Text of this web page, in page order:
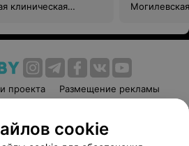
клиническая
проекта
Размещение рекламы
соглашение
Способы оплаты
cookie